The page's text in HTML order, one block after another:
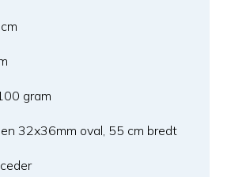
gram
32x36mm oval, 55 cm bredt